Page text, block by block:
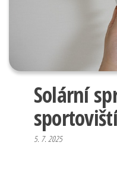
Solární
5. 7. 2025